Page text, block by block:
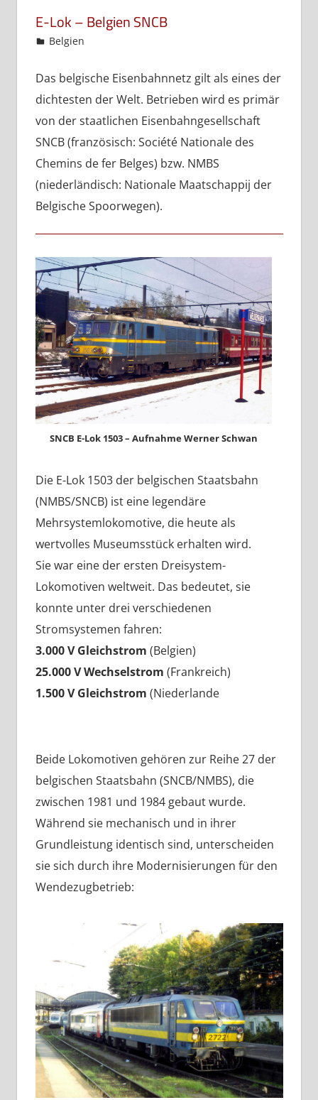
E-Lok – Belgien SNCB
admin
Belgien
Das belgische Eisenbahnnetz gilt als eines der
dichtesten der Welt. Betrieben wird es primär
von der staatlichen Eisenbahngesellschaft
SNCB (französisch: Société Nationale des
Chemins de fer Belges) bzw. NMBS
(niederländisch: Nationale Maatschappij der
Belgische Spoorwegen).
SNCB E-Lok 1503 – Aufnahme Werner Schwan
Die E-Lok 1503 der belgischen Staatsbahn
(NMBS/SNCB) ist eine legendäre
Mehrsystemlokomotive, die heute als
wertvolles Museumsstück erhalten wird.
Sie war eine der ersten Dreisystem-
Lokomotiven weltweit. Das bedeutet, sie
konnte unter drei verschiedenen
Stromsystemen fahren:
3.000 V Gleichstrom (Belgien)
25.000 V Wechselstrom (Frankreich)
1.500 V Gleichstrom (Niederlande
Beide Lokomotiven gehören zur Reihe 27 der
belgischen Staatsbahn (SNCB/NMBS), die
zwischen 1981 und 1984 gebaut wurde.
Während sie mechanisch und in ihrer
Grundleistung identisch sind, unterscheiden
sie sich durch ihre Modernisierungen für den
Wendezugbetrieb: